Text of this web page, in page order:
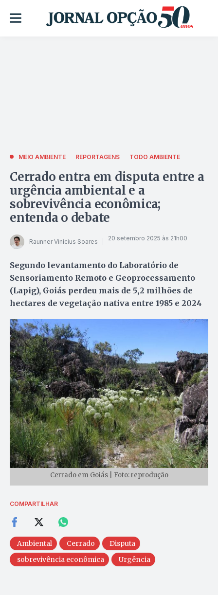
MEIO AMBIENTE REPORTAGENS TODO AMBIENTE
Cerrado entra em disputa entre a
urgência ambiental e a
sobrevivência econômica;
entenda o debate
Raunner Vinícius Soares 20 setembro 2025 às 21h00
Segundo levantamento do Laboratório de
Sensoriamento Remoto e Geoprocessamento
(Lapig), Goiás perdeu mais de 5,2 milhões de
hectares de vegetação nativa entre 1985 e 2024
Cerrado em Goiás | Foto: reprodução
COMPARTILHAR
Ambiental Cerrado
Disputa
sobrevivência econômica
Urgência